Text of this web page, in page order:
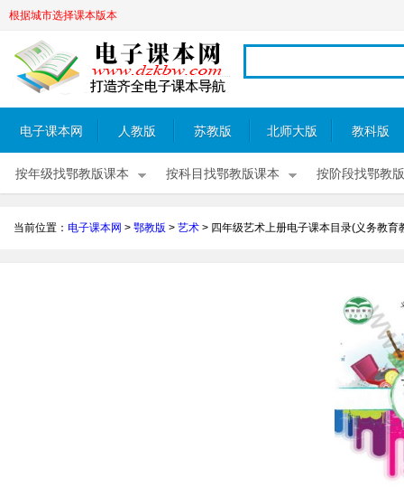
根据城市选择课本版本
电子课本网 人教版 苏教版 北师大版 教科版
按年级找鄂教版课本 按科目找鄂教版课本 按阶段找鄂教
当前位置： 电子课本网 > 鄂教版 > 艺术 > 四年级艺术上册电子课本目录(义务教育